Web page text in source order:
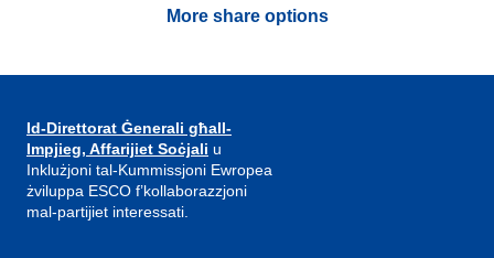
More share options
Id-Direttorat Ġenerali għall-
Impjieg, Affarijiet Soċjali u
Inklużjoni tal-Kummissjoni Ewropea
żviluppa ESCO f’kollaborazzjoni
mal-partijiet interessati.